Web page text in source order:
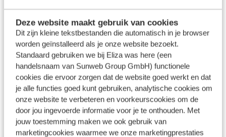
Deze website maakt gebruik van cookies
Dit zijn kleine tekstbestanden die automatisch in je browser
worden geïnstalleerd als je onze website bezoekt.
Standaard gebruiken we bij Eliza was here (een
handelsnaam van Sunweb Group GmbH) functionele
cookies die ervoor zorgen dat de website goed werkt en dat
je alle functies goed kunt gebruiken, analytische cookies om
onze website te verbeteren en voorkeurscookies om de
door jou ingevoerde informatie voor je te onthouden. Met
jouw toestemming maken we ook gebruik van
marketingcookies waarmee we onze marketingprestaties
Ontdek Spanje vanuit je B&B
Reis je naar Spaanse regio's alsAlicanteen Andalusië?
Kies dan eens voor bed and breakfast. Iedere ochtend
krijg je een ontbijt en soms wordt het zelfs naar je kamer
gebracht. Dat is fijn wakker worden! En weet je wat ook
zo leuk is? De eigenaar geeft je vaak leuke tips om het
gebied te verkennen, inclusief ‘geheime plekjes’ die alleen
locals kennen. Zo geniet je optimaal van de ongerepte
natuur en leer je de lokale bevolking op een andere
manier kennen. Een B&B is zeker geschikt als je alleen of